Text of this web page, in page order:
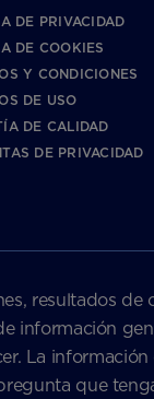
DE PRIVACIDAD
DE COOKIES
Y CONDICIONES
DE USO
DE CALIDAD
DE PRIVACIDAD
resultados de
información
La información
que